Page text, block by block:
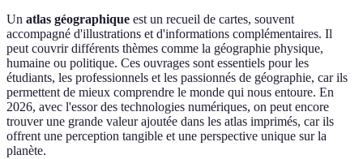
Un atlas géographique est un recueil de cartes, souvent
accompagné d'illustrations et d'informations complémentaires. Il
peut couvrir différents thèmes comme la géographie physique,
humaine ou politique. Ces ouvrages sont essentiels pour les
étudiants, les professionnels et les passionnés de géographie, car ils
permettent de mieux comprendre le monde qui nous entoure. En
2026, avec l'essor des technologies numériques, on peut encore
trouver une grande valeur ajoutée dans les atlas imprimés, car ils
offrent une perception tangible et une perspective unique sur la
planète.